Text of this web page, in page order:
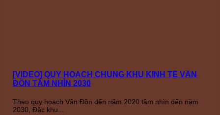
[VIDEO] QUY HOẠCH CHUNG KHU KINH TẾ VÂN
ĐỒN TẦM NHÌN 2030
Theo quy hoạch Vân Đồn đến năm 2020 tầm nhìn đến năm
2030, Đặc khu...